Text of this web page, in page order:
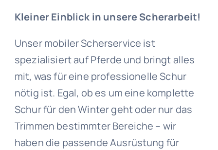
Kleiner Einblick in unsere Scherarbeit!
Unser mobiler Scherservice ist
spezialisiert auf Pferde und bringt alles
mit, was für eine professionelle Schur
nötig ist. Egal, ob es um eine komplette
Schur für den Winter geht oder nur das
Trimmen bestimmter Bereiche – wir
haben die passende Ausrüstung für